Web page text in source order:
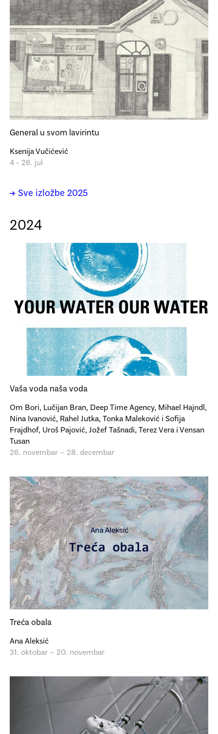
General u svom lavirintu
Ksenija Vučićević
4 - 26. jul
→ Sve izložbe 2025
2024
Vaša voda naša voda
Om Bori, Lučijan Bran, Deep Time Agency, Mihael Hajndl,
Nina Ivanović, Rahel Jutka, Tonka Maleković i Sofija
Frajdhof, Uroš Pajović, Jožef Tašnadi, Terez Vera i Vensan
Tusan
26. novembar – 28. decembar
Treća obala
Ana Aleksić
31. oktobar – 20. novembar